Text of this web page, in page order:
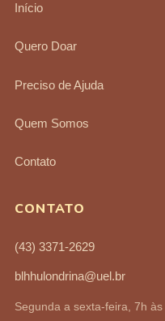
Início
Quero Doar
Preciso de Ajuda
Quem Somos
Contato
CONTATO
(43) 3371-2629
blhhulondrina@uel.br
Segunda a sexta-feira, 7h